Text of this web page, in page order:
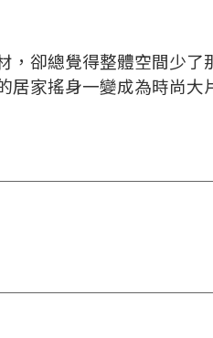
卻總覺得整體空間少
家搖身一變成為時尚大